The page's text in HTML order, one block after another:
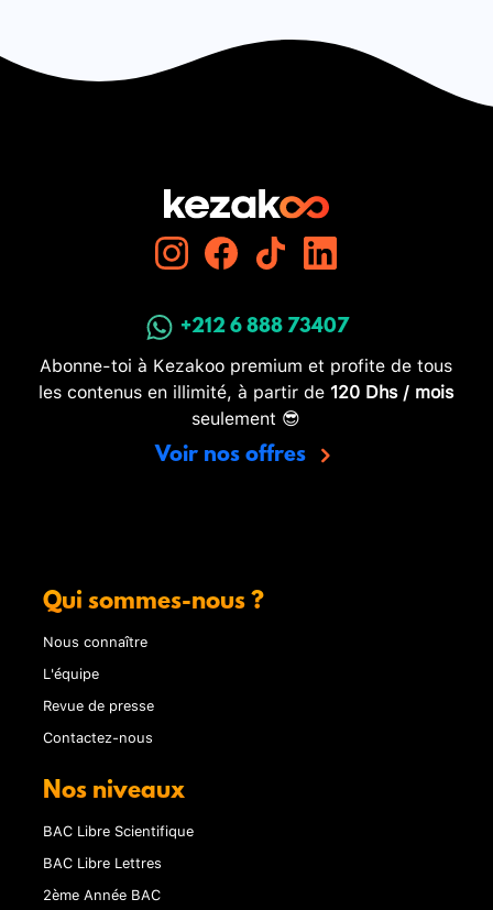
+212 6 888 73407
Abonne-toi à Kezakoo premium et profite de tous
les contenus en illimité, à partir de 120 Dhs / mois
seulement 😎
Voir nos offres
Qui sommes-nous ?
Nous connaître
L'équipe
Revue de presse
Contactez-nous
Nos niveaux
BAC Libre Scientifique
BAC Libre Lettres
2ème Année BAC